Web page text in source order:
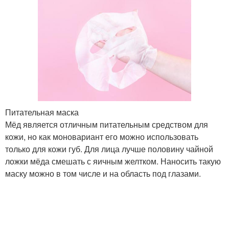
Питательная маска
Мёд является отличным питательным средством для
кожи, но как моновариант его можно использовать
только для кожи губ. Для лица лучше половину чайной
ложки мёда смешать с яичным желтком. Наносить такую
маску можно в том числе и на область под глазами.